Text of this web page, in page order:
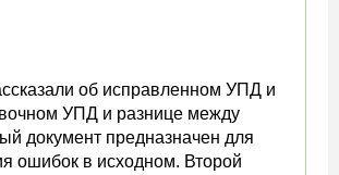
об исправленном УПД и
УПД и разнице между
документ предназначен для
ошибок в исходном. Второй